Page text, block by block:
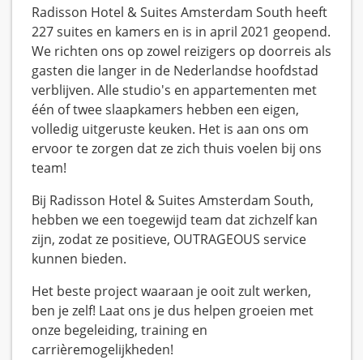
Radisson Hotel & Suites Amsterdam South heeft
227 suites en kamers en is in april 2021 geopend.
We richten ons op zowel reizigers op doorreis als
gasten die langer in de Nederlandse hoofdstad
verblijven. Alle studio's en appartementen met
één of twee slaapkamers hebben een eigen,
volledig uitgeruste keuken. Het is aan ons om
ervoor te zorgen dat ze zich thuis voelen bij ons
team!
Bij Radisson Hotel & Suites Amsterdam South,
hebben we een toegewijd team dat zichzelf kan
zijn, zodat ze positieve, OUTRAGEOUS service
kunnen bieden.
Het beste project waaraan je ooit zult werken,
ben je zelf! Laat ons je dus helpen groeien met
onze begeleiding, training en
carrièremogelijkheden!